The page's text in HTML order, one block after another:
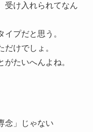
受け入れられてなん
プだと思う。
けでしょ。
たいへんよね。
念」じゃない